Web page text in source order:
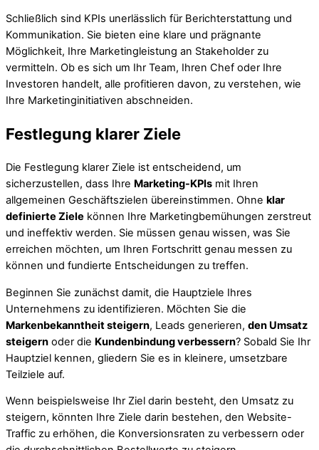
Schließlich sind KPIs unerlässlich für Berichterstattung und
Kommunikation. Sie bieten eine klare und prägnante
Möglichkeit, Ihre Marketingleistung an Stakeholder zu
vermitteln. Ob es sich um Ihr Team, Ihren Chef oder Ihre
Investoren handelt, alle profitieren davon, zu verstehen, wie
Ihre Marketinginitiativen abschneiden.
Festlegung klarer Ziele
Die Festlegung klarer Ziele ist entscheidend, um
sicherzustellen, dass Ihre Marketing-KPIs mit Ihren
allgemeinen Geschäftszielen übereinstimmen. Ohne klar
definierte Ziele können Ihre Marketingbemühungen zerstreut
und ineffektiv werden. Sie müssen genau wissen, was Sie
erreichen möchten, um Ihren Fortschritt genau messen zu
können und fundierte Entscheidungen zu treffen.
Beginnen Sie zunächst damit, die Hauptziele Ihres
Unternehmens zu identifizieren. Möchten Sie die
Markenbekanntheit steigern, Leads generieren, den Umsatz
steigern oder die Kundenbindung verbessern? Sobald Sie Ihr
Hauptziel kennen, gliedern Sie es in kleinere, umsetzbare
Teilziele auf.
Wenn beispielsweise Ihr Ziel darin besteht, den Umsatz zu
steigern, könnten Ihre Ziele darin bestehen, den Website-
Traffic zu erhöhen, die Konversionsraten zu verbessern oder